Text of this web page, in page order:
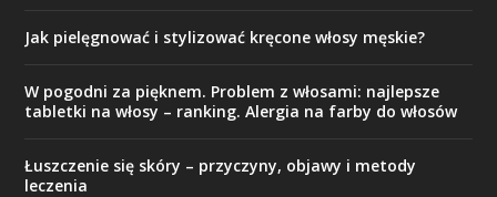
Jak pielęgnować i stylizować kręcone włosy męskie?
W pogodni za pięknem. Problem z włosami: najlepsze
tabletki na włosy – ranking. Alergia na farby do włosów
Łuszczenie się skóry – przyczyny, objawy i metody
leczenia